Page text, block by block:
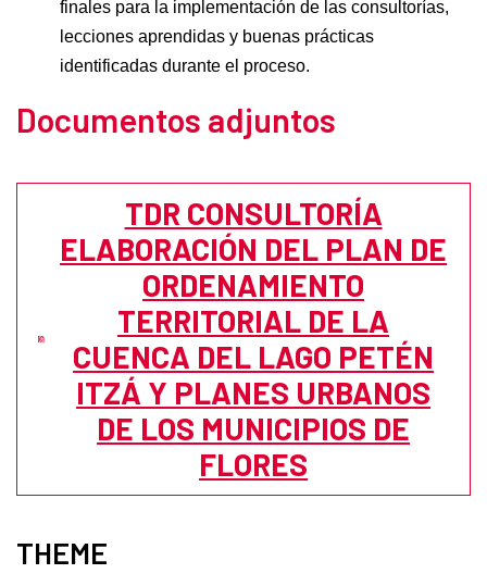
finales para la implementación de las consultorías,
lecciones aprendidas y buenas prácticas
identificadas durante el proceso.
Documentos adjuntos
TDR CONSULTORÍA
ELABORACIÓN DEL PLAN DE
ORDENAMIENTO
TERRITORIAL DE LA
CUENCA DEL LAGO PETÉN
ITZÁ Y PLANES URBANOS
DE LOS MUNICIPIOS DE
FLORES
THEME